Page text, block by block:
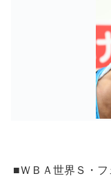
■ＷＢＡ世界Ｓ・